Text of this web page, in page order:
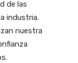
de las
industria.
nuestra